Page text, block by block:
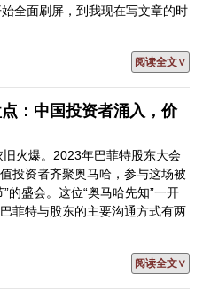
全面刷屏，到我现在写文章的时
阅读全文∨
：中国投资者涌入，价
火爆。2023年巴菲特股东大会
投资者齐聚奥马哈，参与这场被
的盛会。这位“奥马哈先知”一开
菲特与股东的主要沟通方式有两
阅读全文∨